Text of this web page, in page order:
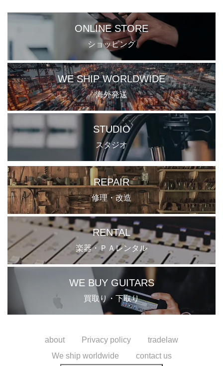
ONLINE STORE
ショッピング
WE SHIP WORLDWIDE
海外発送
STUDIO
スタジオ
REPAIR
修理・改造
RENTAL
楽器・ＰＡレンタル
WE BUY GUITARS
買取り・下取り
about Privacy policy
tradelaw
We ship worldwide
contact us